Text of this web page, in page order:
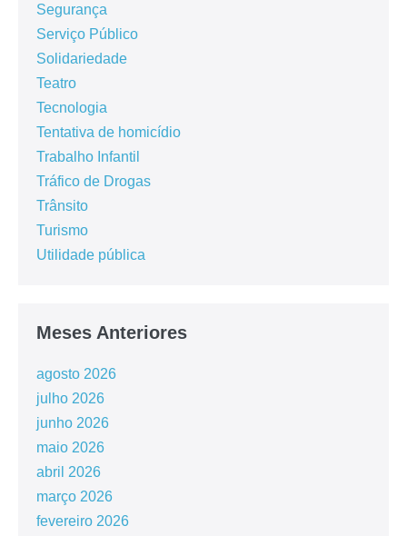
Segurança
Serviço Público
Solidariedade
Teatro
Tecnologia
Tentativa de homicídio
Trabalho Infantil
Tráfico de Drogas
Trânsito
Turismo
Utilidade pública
Meses Anteriores
agosto 2026
julho 2026
junho 2026
maio 2026
abril 2026
março 2026
fevereiro 2026